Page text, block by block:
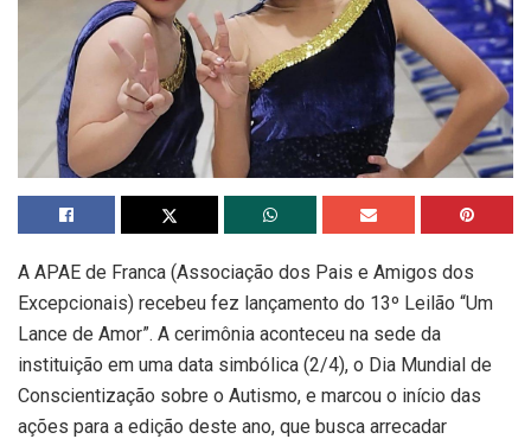
A APAE de Franca (Associação dos Pais e Amigos dos
Excepcionais) recebeu fez lançamento do 13º Leilão “Um
Lance de Amor”. A cerimônia aconteceu na sede da
instituição em uma data simbólica (2/4), o Dia Mundial de
Conscientização sobre o Autismo, e marcou o início das
ações para a edição deste ano, que busca arrecadar